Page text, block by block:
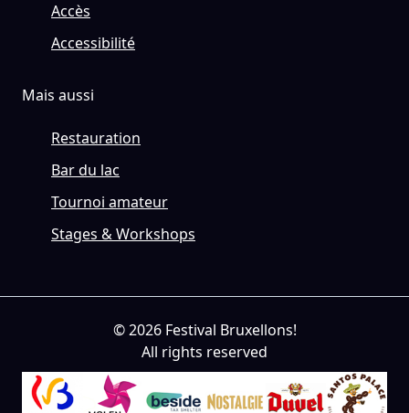
Accès
Accessibilité
Mais aussi
Restauration
Bar du lac
Tournoi amateur
Stages & Workshops
© 2026 Festival Bruxellons!
All rights reserved